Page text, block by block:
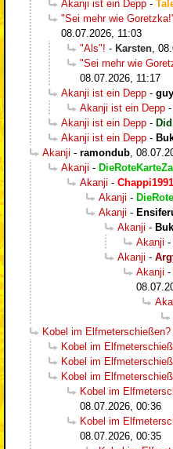
Akanji ist ein Depp -
"Sei mehr wie
08.07.2026, 11:03
"Als"! - Karsten
"Sei mehr wie
08.07.2026, 11:17
Akanji ist ein Depp -
Akanji ist ein Depp -
Akanji ist ein Depp -
Akanji ist ein Depp -
Akanji - ramondub
Akanji -
Akanji - Chappi1991
Akanji -
Akanji -
Akanji -
Akanji -
Akanji -
Akanji -
Kobel im Elfmeterschießen?
Kobel im
Kobel im
Kobel im
Kobel im
08.07.2026, 00:36
Kobel im
08.07.2026, 00:35